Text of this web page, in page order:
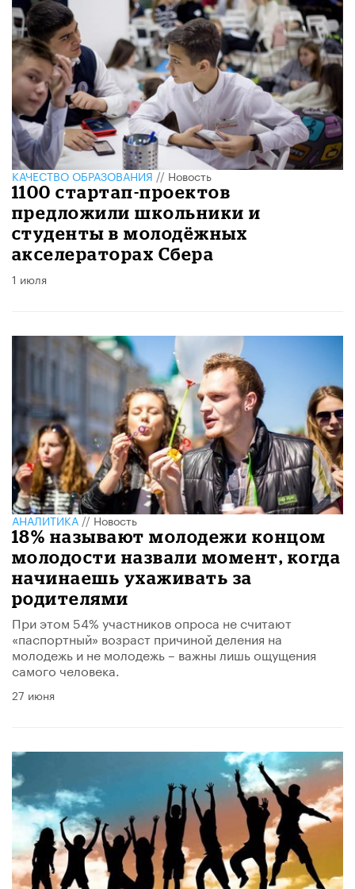
КАЧЕСТВО ОБРАЗОВАНИЯ//Новость
1100 стартап-проектов
предложили школьники и
студенты в молодёжных
акселераторах Сбера
1 июля
АНАЛИТИКА//Новость
18% называют молодежи концом
молодости назвали момент, когда
начинаешь ухаживать за
родителями
При этом 54% участников опроса не считают
«паспортный» возраст причиной деления на
молодежь и не молодежь – важны лишь ощущения
самого человека.
27 июня